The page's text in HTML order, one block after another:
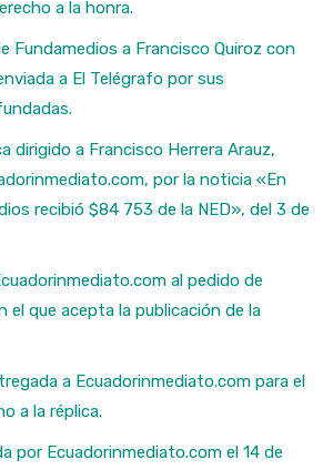
a la honra.
Fundamedios a Francisco Quiroz con
a El Telégrafo por sus
dirigido a Francisco Herrera Arauz,
por la noticia «En
recibió $84 753 de la NED», del 3 de
al pedido de
el que acepta la publicación de la
a Ecuadorinmediato.com para el
a la réplica.
por Ecuadorinmediato.com el 14 de